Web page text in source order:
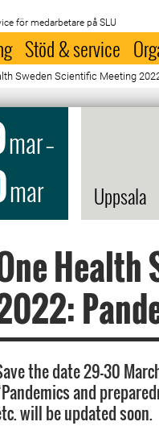
för medarbetare på SLU
Stöd & service
Sweden Scientific Meeting
mar–
mar Uppsala
Health
the date 29-30
and
will be updated soon.